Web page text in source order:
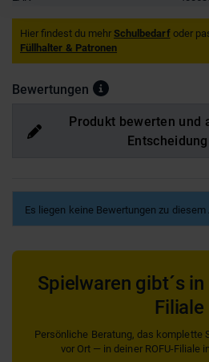
Hier findest du mehr Schulbedarfoder
Füllhalter & Patronen
Bewertungen
Produkt bewerten und
Es liegen keine Bewertungen zu diesem
Spielwaren gibt´s in
Filiale
Persönliche Beratung, das komplette
vor Ort — in deiner ROFU-Filiale